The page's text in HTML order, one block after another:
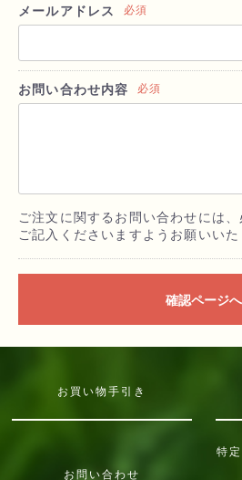
メールアドレス 必須
お問い合わせ内容 必須
ご注文に関するお問い合わせには
ご記入くださいますようお願いいた
確認ページへ
お買い物手引き
お問い合わせ
特